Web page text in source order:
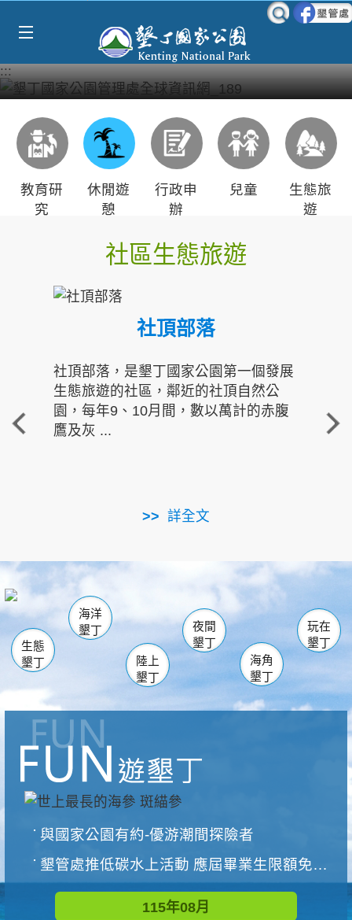
:::
教育研
究
休閒遊
憩
行政申
辦
兒童
生態旅
遊
社區生態旅遊
社頂部落
社頂部落，是墾丁國家公園第一個發展
生態旅遊的社區，鄰近的社頂自然公
園，每年9、10月間，數以萬計的赤腹
鷹及灰 ...
詳全文
重
走進
南仁湖
海生館
恆春 佳樂水
龍鑾潭自然中心 森林遊樂區
瓊麻館
關山 墾管處遊客中心
社頂公園 風吹沙
船帆石
白砂 龍磐公園
香蕉灣
砂島
鵝鑾鼻
生態
墾丁
海洋
墾丁
陸上
墾丁
夜間
墾丁
海角
墾丁
玩在
墾丁
與國家公園有約-優游潮間探險者
墾管處推低碳水上活動 應屆畢業生限額免費參加
115年08月